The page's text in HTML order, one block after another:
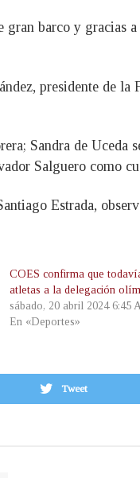
gran barco y gracias
presidente de la
Sandra de Uceda
Salguero como
Estrada,
COES confirma que
atletas a la delegación
sábado, 20 abril 2024 6:45
En «Deportes»
Tweet